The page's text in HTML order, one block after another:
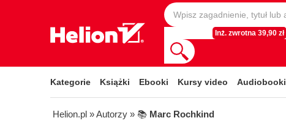
Inż. zwrotna 39,90 zł
Kategorie Książki Ebooki Kursy video Audiobooki
Helion.pl » Autorzy » 📚 Marc Rochkind